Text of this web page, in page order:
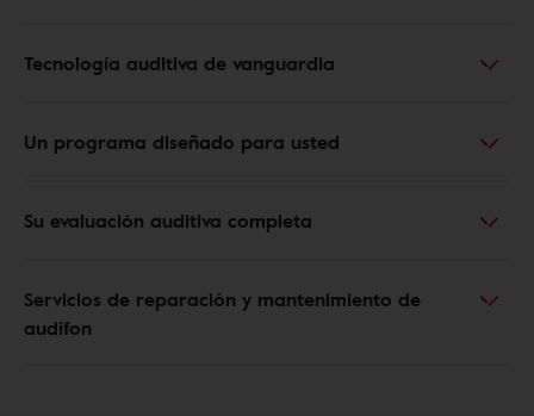
Tecnología auditiva de vanguardia
Un programa diseñado para usted
Su evaluación auditiva completa
Servicios de reparación y mantenimiento de
audífon